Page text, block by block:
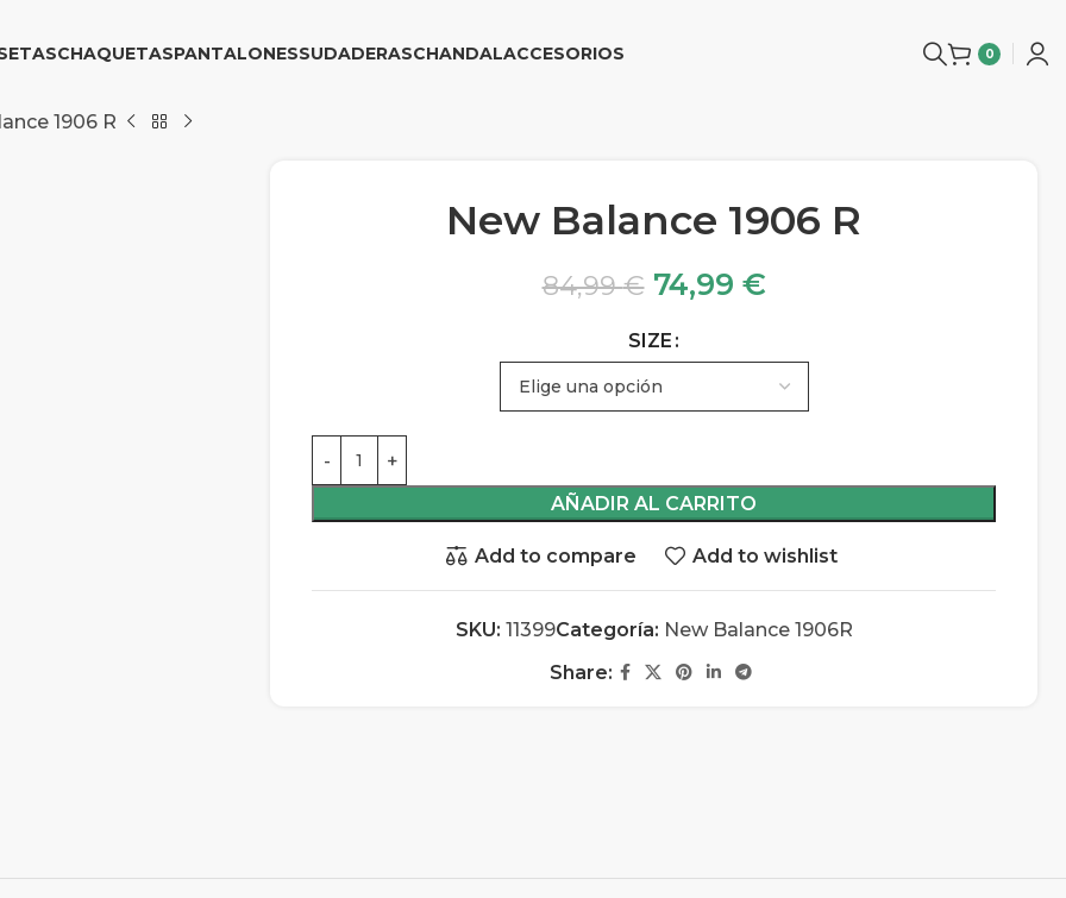
CHAQUETASPANTALONESSUDADERASCHANDALACCESORIOS 0
1906 R
New Balance 1906 R
84,99€ 74,99 €
SIZE
AÑADIR AL CARRITO
Add to compare Add to wishlist
SKU: 11399Categoría: New Balance 1906R
Share: